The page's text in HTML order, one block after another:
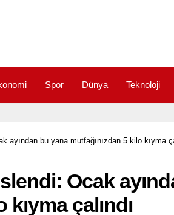
Spor Dünya Teknoloji
bu yana mutfağınızdan 5 kilo kıyma
Ocak
çalındı